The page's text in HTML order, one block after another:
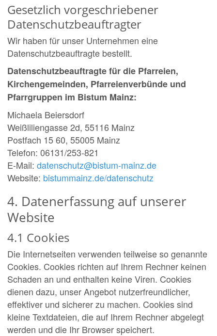
Gesetzlich vorgeschriebener
Datenschutzbeauftragter
Wir haben für unser Unternehmen eine
Datenschutzbeauftragte bestellt.
Datenschutzbeauftragte für die Pfarreien,
Kirchengemeinden, Pfarreienverbünde und
Pfarrgruppen im Bistum Mainz:
Michaela Beiersdorf
Weißliliengasse 2d, 55116 Mainz
Postfach 15 60, 55005 Mainz
Telefon: 06131/253-821
E-Mail: datenschutz@bistum-mainz.de
Website: bistummainz.de/datenschutz
4. Datenerfassung auf unserer
Website
4.1 Cookies
Die Internetseiten verwenden teilweise so genannte
Cookies. Cookies richten auf Ihrem Rechner keinen
Schaden an und enthalten keine Viren. Cookies
dienen dazu, unser Angebot nutzerfreundlicher,
effektiver und sicherer zu machen. Cookies sind
kleine Textdateien, die auf Ihrem Rechner abgelegt
werden und die Ihr Browser speichert.